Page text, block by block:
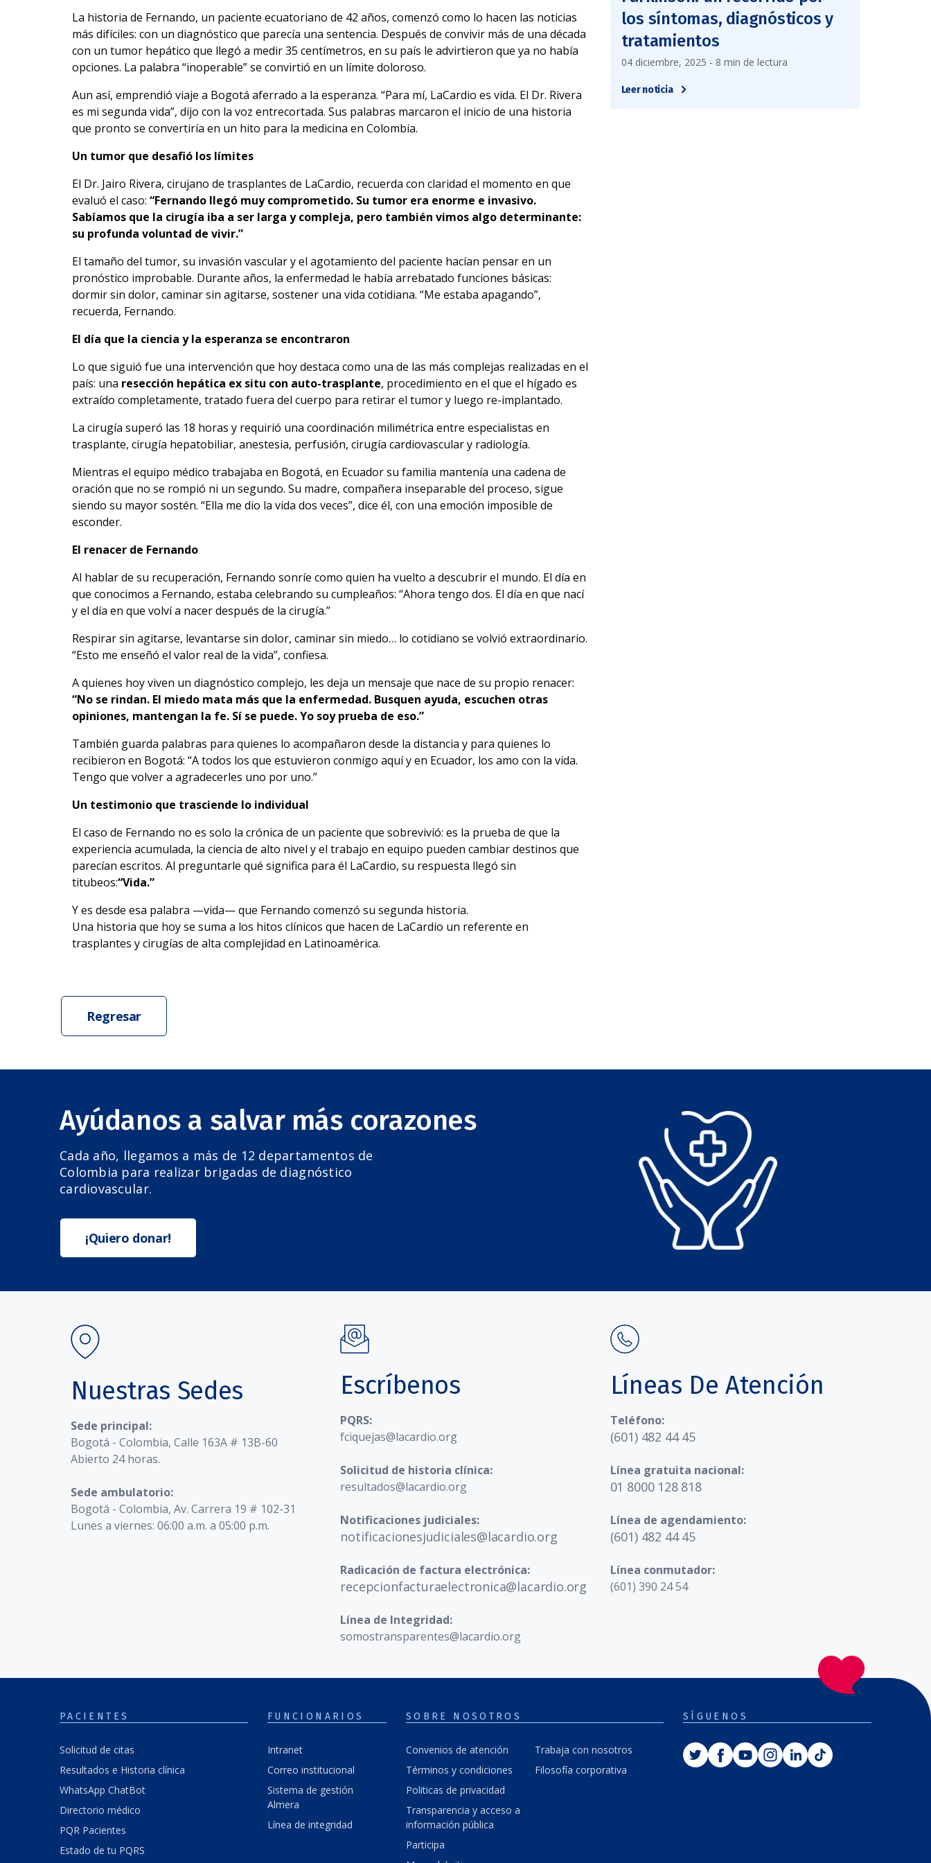
La historia de Fernando, un paciente ecuatoriano de 42 años, comenzó como lo hacen las noticias
más difíciles: con un diagnóstico que parecía una sentencia. Después de convivir más de una década
con un tumor hepático que llegó a medir 35 centímetros, en su país le advirtieron que ya no había
opciones. La palabra “inoperable” se convirtió en un límite doloroso.
Aun así, emprendió viaje a Bogotá aferrado a la esperanza. “Para mí, LaCardio es vida. El Dr. Rivera
es mi segunda vida”, dijo con la voz entrecortada. Sus palabras marcaron el inicio de una historia
que pronto se convertiría en un hito para la medicina en Colombia.
Un tumor que desafió los límites
El Dr. Jairo Rivera, cirujano de trasplantes de LaCardio, recuerda con claridad el momento en que
evaluó el caso: “Fernando llegó muy comprometido. Su tumor era enorme e invasivo.
Sabíamos que la cirugía iba a ser larga y compleja, pero también vimos algo determinante:
su profunda voluntad de vivir.”
El tamaño del tumor, su invasión vascular y el agotamiento del paciente hacían pensar en un
pronóstico improbable. Durante años, la enfermedad le había arrebatado funciones básicas:
dormir sin dolor, caminar sin agitarse, sostener una vida cotidiana. “Me estaba apagando”,
recuerda, Fernando.
El día que la ciencia y la esperanza se encontraron
Lo que siguió fue una intervención que hoy destaca como una de las más complejas realizadas en el
país: una resección hepática ex situ con auto-trasplante, procedimiento en el que el hígado es
extraído completamente, tratado fuera del cuerpo para retirar el tumor y luego re-implantado.
La cirugía superó las 18 horas y requirió una coordinación milimétrica entre especialistas en
trasplante, cirugía hepatobiliar, anestesia, perfusión, cirugía cardiovascular y radiología.
Mientras el equipo médico trabajaba en Bogotá, en Ecuador su familia mantenía una cadena de
oración que no se rompió ni un segundo. Su madre, compañera inseparable del proceso, sigue
siendo su mayor sostén. “Ella me dio la vida dos veces”, dice él, con una emoción imposible de
esconder.
El renacer de Fernando
Al hablar de su recuperación, Fernando sonríe como quien ha vuelto a descubrir el mundo. El día en
que conocimos a Fernando, estaba celebrando su cumpleaños: “Ahora tengo dos. El día en que nací
y el día en que volví a nacer después de la cirugía.”
Respirar sin agitarse, levantarse sin dolor, caminar sin miedo… lo cotidiano se volvió extraordinario.
“Esto me enseñó el valor real de la vida”, confiesa.
A quienes hoy viven un diagnóstico complejo, les deja un mensaje que nace de su propio renacer:
“No se rindan. El miedo mata más que la enfermedad. Busquen ayuda, escuchen otras
opiniones, mantengan la fe. Sí se puede. Yo soy prueba de eso.”
También guarda palabras para quienes lo acompañaron desde la distancia y para quienes lo
recibieron en Bogotá: “A todos los que estuvieron conmigo aquí y en Ecuador, los amo con la vida.
Tengo que volver a agradecerles uno por uno.”
Un testimonio que trasciende lo individual
El caso de Fernando no es solo la crónica de un paciente que sobrevivió: es la prueba de que la
experiencia acumulada, la ciencia de alto nivel y el trabajo en equipo pueden cambiar destinos que
parecían escritos. Al preguntarle qué significa para él LaCardio, su respuesta llegó sin
titubeos:“Vida.”
Y es desde esa palabra —vida— que Fernando comenzó su segunda historia.
Una historia que hoy se suma a los hitos clínicos que hacen de LaCardio un referente en
trasplantes y cirugías de alta complejidad en Latinoamérica.
los síntomas, diagnósticos y
tratamientos
04 diciembre, 2025 - 8 min de lectura
Leer noticia
Regresar
Ayúdanos a salvar más corazones
Cada año, llegamos a más de 12 departamentos de
Colombia para realizar brigadas de diagnóstico
cardiovascular.
¡Quiero donar!
Nuestras Sedes
Sede principal:
Bogotá - Colombia, Calle 163A # 13B-60
Abierto 24 horas.
Sede ambulatorio:
Bogotá - Colombia, Av. Carrera 19 # 102-31
Lunes a viernes: 06:00 a.m. a 05:00 p.m.
Escríbenos
PQRS:
fciquejas@lacardio.org
Solicitud de historia clínica:
resultados@lacardio.org
Notificaciones judiciales:
notificacionesjudiciales@lacardio.org
Radicación de factura electrónica:
recepcionfacturaelectronica@lacardio.org
Línea de Integridad:
somostransparentes@lacardio.org
Líneas De Atención
Teléfono:
(601) 482 44 45
Línea gratuita nacional:
01 8000 128 818
Línea de agendamiento:
(601) 482 44 45
Línea conmutador:
(601) 390 24 54
PACIENTES
Solicitud de citas
Resultados e Historia clínica
WhatsApp ChatBot
Directorio médico
PQR Pacientes
Estado de tu PQRS
FUNCIONARIOS
Intranet
Correo institucional
Sistema de gestión
Almera
Línea de integridad
SOBRE NOSOTROS
Convenios de atención
Términos y condiciones
Politicas de privacidad
Transparencia y acceso a
información pública
Participa
Trabaja con nosotros
Filosofía corporativa
SÍGUENOS
TwitterFacebook
YoutubeInstagram
LinkedinTiktok